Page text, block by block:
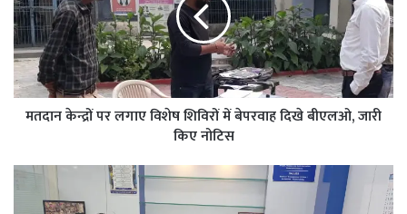
मतदान केन्द्रों पर लगाए विशेष शिविरों में बेपरवाह दिखे बीएलओ, जारी
किए नोटिस